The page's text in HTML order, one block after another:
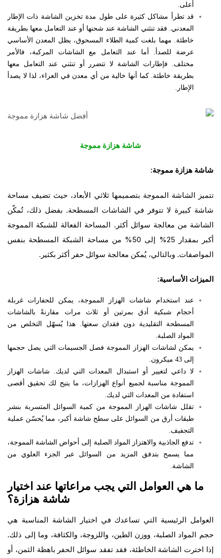
أعلى.
قد تطرأ مشاكل كثيرة على طول مدة تخزين الشاشة ذات الإطار
المعدني. فقد تنثني الشاشة عند شحنها أو عند التعامل معها بطريقة
خاطئة. مهما بلغت كمية الطلاء المسحوق، يظل المعدن الأساسي
عرضة للصدأ. أما عند التعامل مع الشاشات المركبة، فالأمر
مختلف. فإطارات الشاشة لا تتضرر أو تنثني عند التعامل معها
بطريقة خاطئة. كما أنها خالية من أي معدن في العراء، لذا لا يصدأ
الإطار.
شاشة هزازة مموجة
شاشة هزازة مموجة:
تتميز الشاشة المموجة بتصميمها ثلاثي الأبعاد، حيث تضيف مساحة
شاشة كبيرة لا تتوفر في الشاشات المسطحة. بفضل ذلك، تُمكّن
الشاشة من معالجة سوائل أكثر. المساحة الفعالة للشبكة المموجة
أكبر بمقدار 25% إلى 50% من مساحة الشبكة المسطحة بنفس
المواصفات. وبالتالي، يُمكن معالجة سوائل حفر أكثر بكثير.
الميزات الأساسية:
عند استخدام شاشات الهزاز المموجة، يمكن للحفارات غربلة
أحجام شبكية أدق بمرتين أو ثلاث مرات مقارنةً بالشاشات
المسطحة التقليدية دون فقدان سعتها. هذا يُسهّل التخلص من
المواد الصلبة.
يمكن لشاشات الهزاز المموجة فصل الجسيمات التي يصل حجمها
إلى 43 ميكرون.
لا داعي لتغيير أو استبدال المعدات التي لديك. شاشات الهزاز
المموجة مناسبة لجميع أنواع الهزازات، ما يتيح لك تحقيق أقصى
استفادة من المعدات التي لديك.
تقلل شاشات الهزاز المموجة من كمية السوائل المتسربة بنشر
طبقات أرق من السوائل على سطح شاشة أكبر، مما يُحسّن عملية
التجفيف.
تدفع الجاذبية والاهتزاز المواد الصلبة إلى أحواض الشاشة المموجة،
مما يسمح بتدفق المزيد من السوائل عبر الجزء العلوي من
الشاشة.
ما هي العوامل التي يجب مراعاتها عند اختيار
شاشة هزازة؟
العوامل الرئيسية التي تساعدك في اختيار الشاشة المناسبة هي
حجم المواد الصلبة، ووزن الطين، واللزوجة، والكثافة، وما إلى ذلك.
إذا اخترت الشاشة الخاطئة، فقد تفقد سوائل الحفر باهظة الثمن، أو